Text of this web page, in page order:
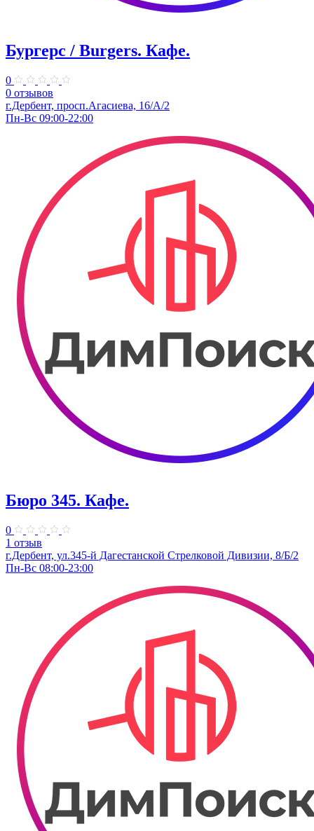
Бургерс / Burgers. Кафе.
0
0 отзывов
г.Дербент, ​просп.Агасиева, 16/А/2
Пн-Вс 09:00-22:00
Бюро 345. Кафе.
0
1 отзыв
г.Дербент, ​ул.345-й Дагестанской Стрелковой Дивизии, 8/Б/2
Пн-Вс 08:00-23:00